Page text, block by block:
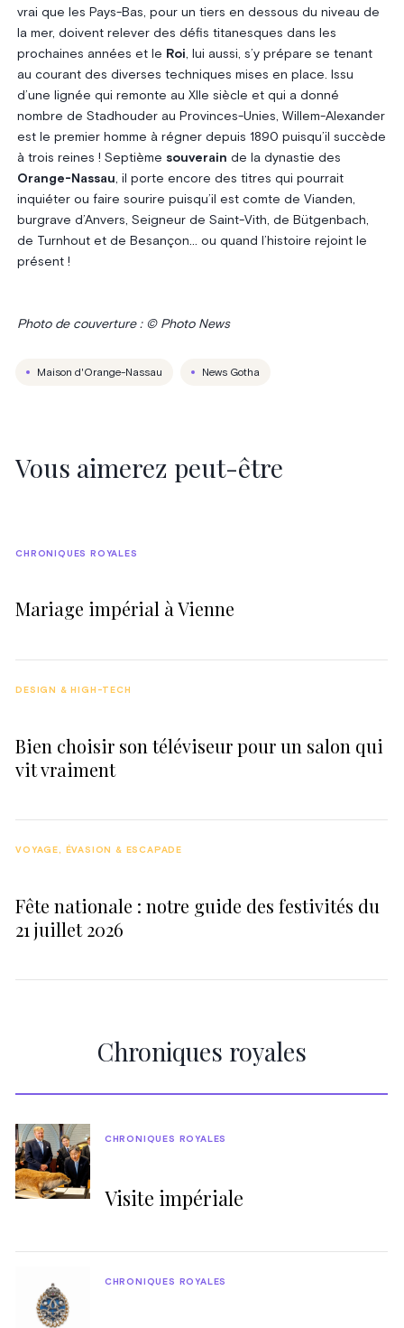
vrai que les Pays-Bas, pour un tiers en dessous du niveau de
la mer, doivent relever des défis titanesques dans les
prochaines années et le Roi, lui aussi, s’y prépare se tenant
au courant des diverses techniques mises en place. Issu
d’une lignée qui remonte au XIIe siècle et qui a donné
nombre de Stadhouder au Provinces-Unies, Willem-Alexander
est le premier homme à régner depuis 1890 puisqu’il succède
à trois reines ! Septième souverain de la dynastie des
Orange-Nassau, il porte encore des titres qui pourrait
inquiéter ou faire sourire puisqu’il est comte de Vianden,
burgrave d’Anvers, Seigneur de Saint-Vith, de Bütgenbach,
de Turnhout et de Besançon… ou quand l’histoire rejoint le
présent !
Photo de couverture : © Photo News
Maison d'Orange-Nassau News Gotha
Vous aimerez peut-être
Mariage impérial à Vienne
CHRONIQUES ROYALES
Bien choisir son téléviseur pour un salon qui
vit vraiment
DESIGN & HIGH-TECH
Fête nationale : notre guide des festivités du
21 juillet 2026
VOYAGE, ÉVASION & ESCAPADE
Chroniques royales
Visite impériale
CHRONIQUES ROYALES
CHRONIQUES ROYALES